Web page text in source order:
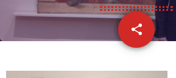
share
email